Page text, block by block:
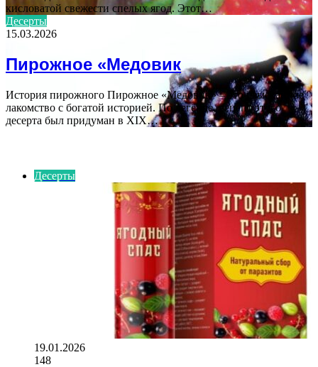
кисловатой свежести спелых ягод. Этот…
Десерты
15.03.2026
Пирожное «Медовик
История пирожного Пирожное «Медовик» – это изысканное
лакомство с богатой историей. По легенде, рецепт этого
десерта был придуман в XIX…
Десерты
19.01.2026
148